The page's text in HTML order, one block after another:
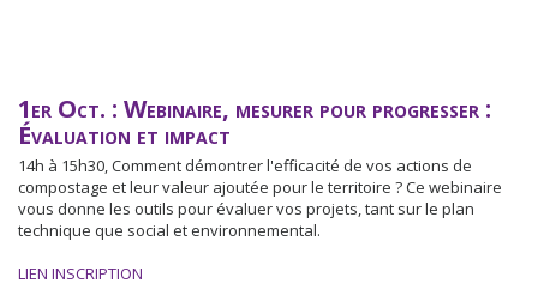
1er Oct. : Webinaire, mesurer pour progresser :
Évaluation et impact
14h à 15h30, Comment démontrer l'efficacité de vos actions de
compostage et leur valeur ajoutée pour le territoire ? Ce webinaire
vous donne les outils pour évaluer vos projets, tant sur le plan
technique que social et environnemental.
LIEN INSCRIPTION